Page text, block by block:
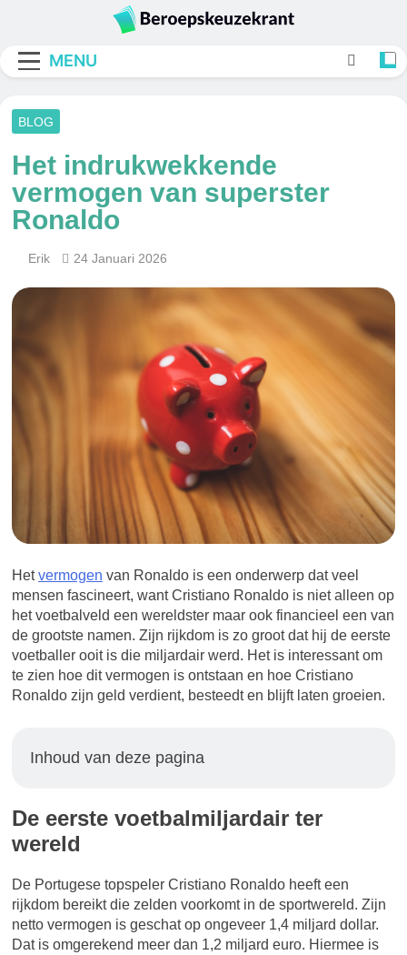
content
MENU
BLOG
Het indrukwekkende
vermogen van superster
Ronaldo
Erik 24 Januari 2026
Hetvermogen van Ronaldo is een onderwerp dat veel
mensen fascineert, want Cristiano Ronaldo is niet alleen op
het voetbalveld een wereldster maar ook financieel een van
de grootste namen. Zijn rijkdom is zo groot dat hij de eerste
voetballer ooit is die miljardair werd. Het is interessant om
te zien hoe dit vermogen is ontstaan en hoe Cristiano
Ronaldo zijn geld verdient, besteedt en blijft laten groeien.
Inhoud van deze pagina
De eerste voetbalmiljardair ter
wereld
De Portugese topspeler Cristiano Ronaldo heeft een
rijkdom bereikt die zelden voorkomt in de sportwereld. Zijn
netto vermogen is geschat op ongeveer 1,4 miljard dollar.
Dat is omgerekend meer dan 1,2 miljard euro. Hiermee is